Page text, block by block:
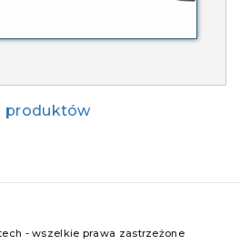
produktów
- wszelkie prawa zastrzeżone